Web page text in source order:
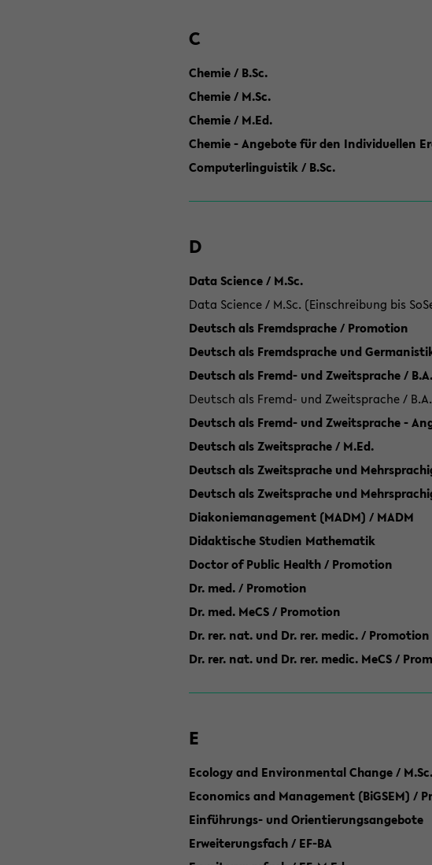
C
Chemie / B.Sc.
Chemie / M.Sc.
Chemie / M.Ed.
Chemie - Angebote für den Individuellen
Computerlinguistik / B.Sc.
D
Data Science / M.Sc.
Data Science / M.Sc. (Einschreibung bis
Deutsch als Fremdsprache / Promotion
Deutsch als Fremdsprache und
Deutsch als Fremd- und Zweitsprache / B.A.
Deutsch als Fremd- und Zweitsprache /
Deutsch als Fremd- und Zweitsprache -
Deutsch als Zweitsprache / M.Ed.
Deutsch als Zweitsprache und
Deutsch als Zweitsprache und
Diakoniemanagement (MADM) / MADM
Didaktische Studien Mathematik
Doctor of Public Health / Promotion
Dr. med. / Promotion
Dr. med. MeCS / Promotion
Dr. rer. nat. und Dr. rer. medic. / Promotion
Dr. rer. nat. und Dr. rer. medic. MeCS /
E
Ecology and Environmental Change / M.Sc.
Economics and Management (BiGSEM) /
Einführungs- und Orientierungsangebote
Erweiterungsfach / EF-BA